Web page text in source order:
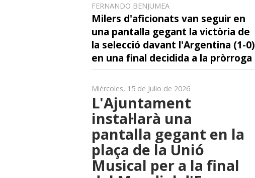
FERNANDO BENJUMEA
Milers d'aficionats van seguir en
una pantalla gegant la victòria de
la selecció davant l'Argentina (1-0)
en una final decidida a la pròrroga
Miércoles, 15 de Julio de 2026
L'Ajuntament
instal·larà una
pantalla gegant en la
plaça de la Unió
Musical per a la final